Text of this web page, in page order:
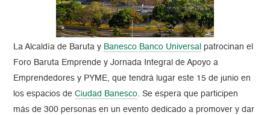
La Alcaldía de Baruta y Banesco Banco Universal patrocinan el
Foro Baruta Emprende y Jornada Integral de Apoyo a
Emprendedores y PYME, que tendrá lugar este 15 de junio en
los espacios deCiudad Banesco. Se espera que participen
más de 300 personas en un evento dedicado a promover y dar